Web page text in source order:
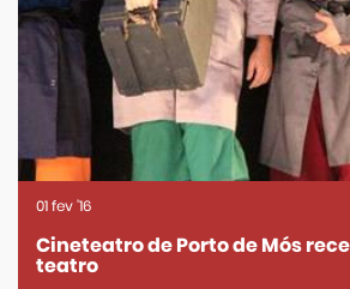
Cineteatro de Porto de Mós
teatro
01fev'16